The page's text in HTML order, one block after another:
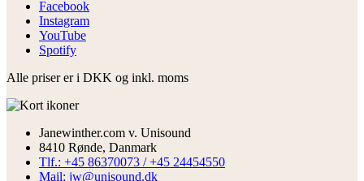
Facebook
Instagram
YouTube
Spotify
Alle priser er i DKK og inkl. moms
Janewinther.com v. Unisound
8410 Rønde, Danmark
Tlf.: +45 86370073 / +45 24454550
Mail: jw@unisound.dk